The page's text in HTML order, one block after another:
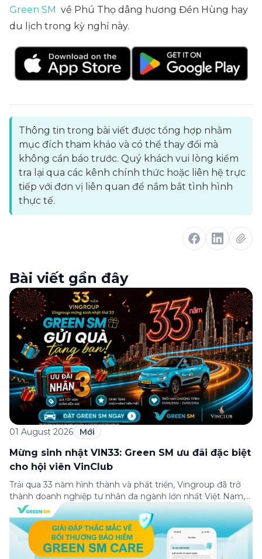
Green SM về Phú Thọ dâng hương Đền Hùng hay
du lịch trong kỳ nghỉ này.
Thông tin trong bài viết được tổng hợp nhằm
mục đích tham khảo và có thể thay đổi mà
không cần báo trước. Quý khách vui lòng kiểm
tra lại qua các kênh chính thức hoặc liên hệ trực
tiếp với đơn vị liên quan để nắm bắt tình hình
thực tế.
Bài viết gần đây
01 August 2026 Mới
Mừng sinh nhật VIN33: Green SM ưu đãi đặc biệt
cho hội viên VinClub
Trải qua 33 năm hình thành và phát triển, Vingroup đã trở
thành doanh nghiệp tư nhân đa ngành lớn nhất Việt Nam,
lọt Top 30 doanh nghiệp lớn nhất Đông Nam Á theo bảng
xếp hạng của Tạp chí Fortune (Mỹ). Nhân kỷ niệm 33 năm
thành lập (8/8/1993 đến 8/8/2026), Green SM trân […]